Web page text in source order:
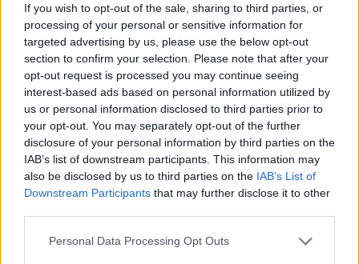
If you wish to opt-out of the sale, sharing to third parties, or
processing of your personal or sensitive information for
targeted advertising by us, please use the below opt-out
section to confirm your selection. Please note that after your
opt-out request is processed you may continue seeing
interest-based ads based on personal information utilized by
us or personal information disclosed to third parties prior to
your opt-out. You may separately opt-out of the further
disclosure of your personal information by third parties on the
IAB’s list of downstream participants. This information may
also be disclosed by us to third parties on the IAB’s List of
Downstream Participants that may further disclose it to other
Personal Data Processing Opt Outs
Majka életveszélyes fenyegetés miatt
lemondta erdélyi koncertjét
Majka életveszélyes fenyegetést kapott, és emiatt
lemondta a sepsiszentgyörgyi SIC Fesztre tervezett
koncertjét. Majka ezt szerdán a Facebook-oldalán
jelentette be.